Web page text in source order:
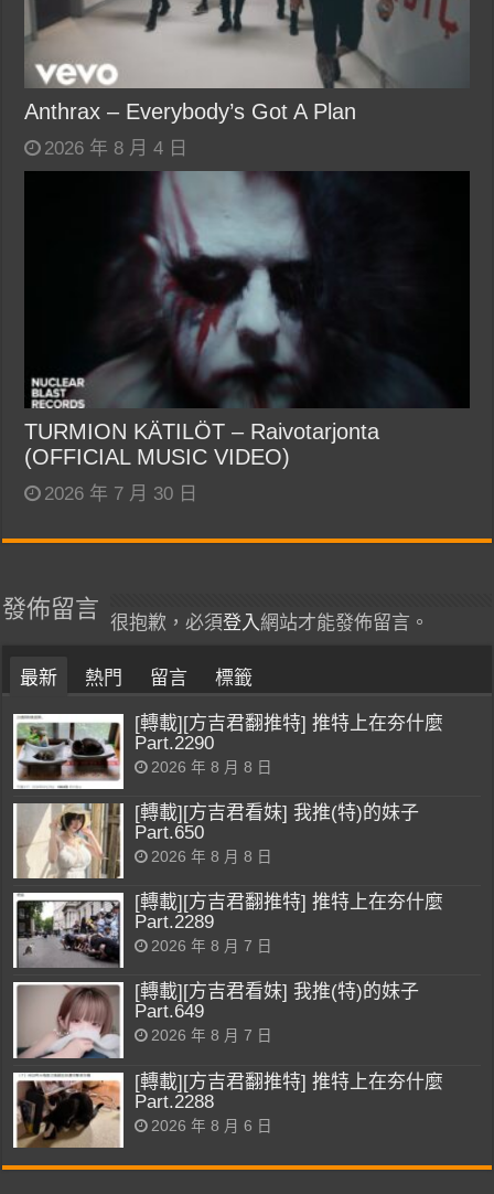
Anthrax – Everybody’s Got A Plan
2026 年 8 月 4 日
TURMION KÄTILÖT – Raivotarjonta
(OFFICIAL MUSIC VIDEO)
2026 年 7 月 30 日
發佈留言
很抱歉，必須登入網站才能發佈留言。
最新 熱門 留言 標籤
[轉載][方吉君翻推特] 推特上在夯什麼
Part.2290
2026 年 8 月 8 日
[轉載][方吉君看妹] 我推(特)的妹子
Part.650
2026 年 8 月 8 日
[轉載][方吉君翻推特] 推特上在夯什麼
Part.2289
2026 年 8 月 7 日
[轉載][方吉君看妹] 我推(特)的妹子
Part.649
2026 年 8 月 7 日
[轉載][方吉君翻推特] 推特上在夯什麼
Part.2288
2026 年 8 月 6 日